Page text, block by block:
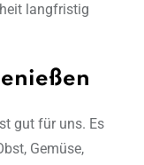
langfristig
gut für uns. Es
Gemüse,